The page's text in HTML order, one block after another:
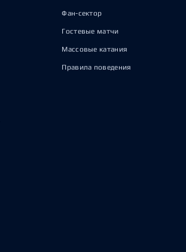
Фан-сектор
Гостевые матчи
Массовые катания
Правила поведения